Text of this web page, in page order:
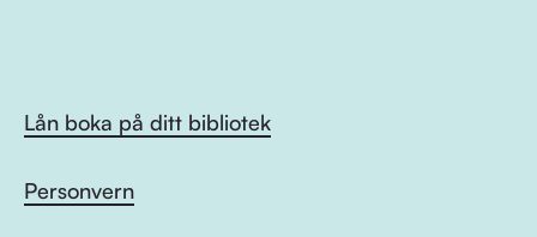
Lån boka på ditt bibliotek
Personvern